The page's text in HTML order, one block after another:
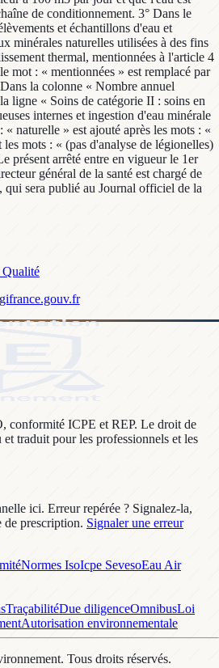
de conditionnement. 3° Dans le
et échantillons d'eau et
minérales naturelles utilisées à des fins
thermal, mentionnées à l'article 4
mot : « mentionnées » est remplacé par
la colonne « Nombre annuel
ligne « Soins de catégorie II : soins en
internes et ingestion d'eau minérale
naturelle » est ajouté après les mots : «
mots : « (pas d'analyse de légionelles)
présent arrêté entre en vigueur le 1er
général de la santé est chargé de
qui sera publié au Journal officiel de la
conformité ICPE et REP. Le droit de
traduit pour les professionnels et les
ici. Erreur repérée ? Signalez-la,
de prescription. Signaler une erreur
Normes IsoIcpe SevesoEau Air
TraçabilitéDue diligenceOmnibusLoi
Autorisation environnementale
. Tous droits réservés.